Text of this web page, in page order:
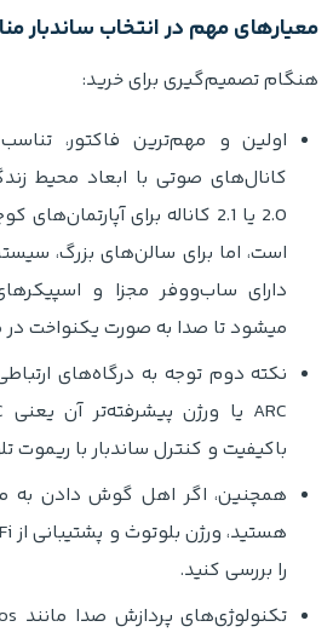
معیارهای مهم در انتخاب ساندبار
هنگام تصمیم‌گیری برای خرید:
اولین و مهم‌ترین فاکتور،
کانال‌های صوتی با ابعاد محیط
2.0 یا 2.1 کاناله برای
دارای ساب‌ووفر مجزا و
میشود تا صدا به صورت یکنواخت
باکیفیت و کنترل ساندبار با ریموت
همچنین، اگر اهل گوش دادن به
را بررسی کنید.